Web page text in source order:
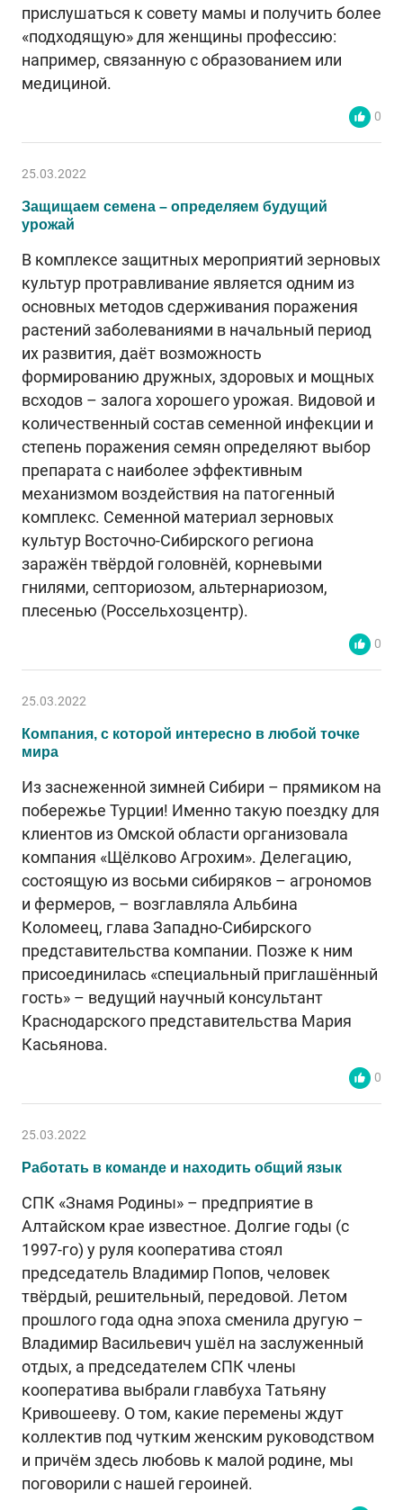
прислушаться к совету мамы и получить более
«подходящую» для женщины профессию:
например, связанную с образованием или
медициной.
0
25.03.2022
Защищаем семена – определяем будущий
урожай
В комплексе защитных мероприятий зерновых
культур протравливание является одним из
основных методов сдерживания поражения
растений заболеваниями в начальный период
их развития, даёт возможность
формированию дружных, здоровых и мощных
всходов – залога хорошего урожая. Видовой и
количественный состав семенной инфекции и
степень поражения семян определяют выбор
препарата с наиболее эффективным
механизмом воздействия на патогенный
комплекс. Семенной материал зерновых
культур Восточно-Сибирского региона
заражён твёрдой головнёй, корневыми
гнилями, септориозом, альтернариозом,
плесенью (Россельхозцентр).
0
25.03.2022
Компания, с которой интересно в любой точке
мира
Из заснеженной зимней Сибири – прямиком на
побережье Турции! Именно такую поездку для
клиентов из Омской области организовала
компания «Щёлково Агрохим». Делегацию,
состоящую из восьми сибиряков – агрономов
и фермеров, – возглавляла Альбина
Коломеец, глава Западно-Сибирского
представительства компании. Позже к ним
присоединилась «специальный приглашённый
гость» – ведущий научный консультант
Краснодарского представительства Мария
Касьянова.
0
25.03.2022
Работать в команде и находить общий язык
СПК «Знамя Родины» – предприятие в
Алтайском крае известное. Долгие годы (с
1997-го) у руля кооператива стоял
председатель Владимир Попов, человек
твёрдый, решительный, передовой. Летом
прошлого года одна эпоха сменила другую –
Владимир Васильевич ушёл на заслуженный
отдых, а председателем СПК члены
кооператива выбрали главбуха Татьяну
Кривошееву. О том, какие перемены ждут
коллектив под чутким женским руководством
и причём здесь любовь к малой родине, мы
поговорили с нашей героиней.